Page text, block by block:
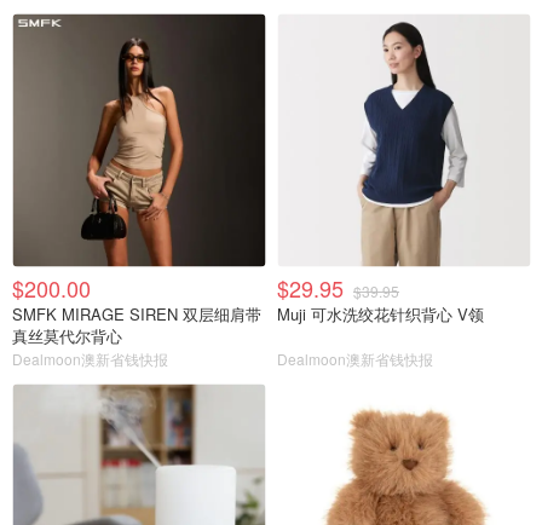
$200.00
SMFK MIRAGE SIREN 双层细肩带
真丝莫代尔背心
Dealmoon澳新省钱快报
$29.95 $39.95
Muji 可水洗绞花针织背心 V领
Dealmoon澳新省钱快报